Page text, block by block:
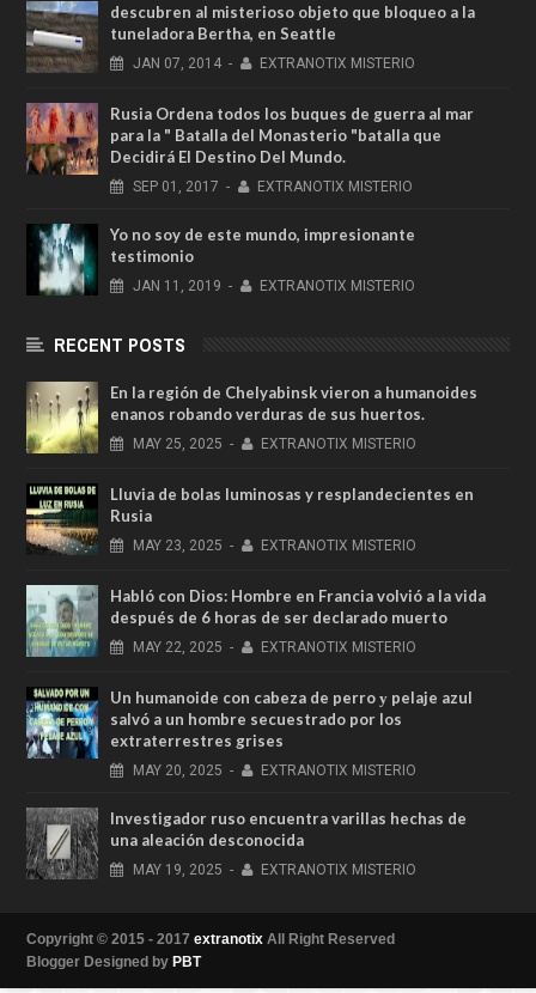
descubren al misterioso objeto que bloqueo a la
tuneladora Bertha, en Seattle
JAN 07, 2014 - EXTRANOTIX MISTERIO
Rusia Ordena todos los buques de guerra al mar
para la " Batalla del Monasterio "batalla que
Decidirá El Destino Del Mundo.
SEP 01, 2017 - EXTRANOTIX MISTERIO
Yo no soy de este mundo, impresionante
testimonio
JAN 11, 2019 - EXTRANOTIX MISTERIO
RECENT POSTS
En la región de Chelyabinsk vieron a humanoides
enanos robando verduras de sus huertos.
MAY 25, 2025 - EXTRANOTIX MISTERIO
Lluvia de bolas luminosas y resplandecientes en
Rusia
MAY 23, 2025 - EXTRANOTIX MISTERIO
Habló con Dios: Hombre en Francia volvió a la vida
después de 6 horas de ser declarado muerto
MAY 22, 2025 - EXTRANOTIX MISTERIO
Un humanoide con cabeza de perro у pelaje azul
salvó a un hombre secuestrado por los
extraterrestres grises
MAY 20, 2025 - EXTRANOTIX MISTERIO
Investigador ruso encuentra varillas hechas de
una aleación desconocida
MAY 19, 2025 - EXTRANOTIX MISTERIO
Copyright © 2015 - 2017 extranotix All Right Reserved
Blogger Designed by PBT